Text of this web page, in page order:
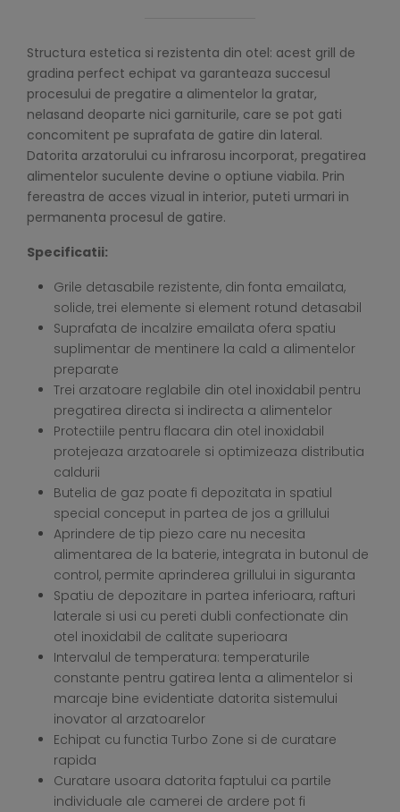
Structura estetica si rezistenta din otel: acest grill de
gradina perfect echipat va garanteaza succesul
procesului de pregatire a alimentelor la gratar,
nelasand deoparte nici garniturile, care se pot gati
concomitent pe suprafata de gatire din lateral.
Datorita arzatorului cu infrarosu incorporat, pregatirea
alimentelor suculente devine o optiune viabila. Prin
fereastra de acces vizual in interior, puteti urmari in
permanenta procesul de gatire.
Specificatii:
Grile detasabile rezistente, din fonta emailata,
solide, trei elemente si element rotund detasabil
Suprafata de incalzire emailata ofera spatiu
suplimentar de mentinere la cald a alimentelor
preparate
Trei arzatoare reglabile din otel inoxidabil pentru
pregatirea directa si indirecta a alimentelor
Protectiile pentru flacara din otel inoxidabil
protejeaza arzatoarele si optimizeaza distributia
caldurii
Butelia de gaz poate fi depozitata in spatiul
special conceput in partea de jos a grillului
Aprindere de tip piezo care nu necesita
alimentarea de la baterie, integrata in butonul de
control, permite aprinderea grillului in siguranta
Spatiu de depozitare in partea inferioara, rafturi
laterale si usi cu pereti dubli confectionate din
otel inoxidabil de calitate superioara
Intervalul de temperatura: temperaturile
constante pentru gatirea lenta a alimentelor si
marcaje bine evidentiate datorita sistemului
inovator al arzatoarelor
Echipat cu functia Turbo Zone si de curatare
rapida
Curatare usoara datorita faptului ca partile
individuale ale camerei de ardere pot fi